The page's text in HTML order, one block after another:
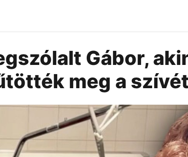
Gábor,
meg a szívét